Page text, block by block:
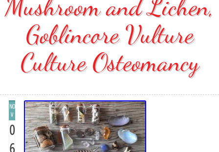
Mushroom and Lichen,
Goblincore Vulture
Culture Osteomancy
NO
V
0
6